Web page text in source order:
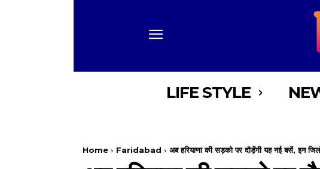
LIFE STYLE
Home Faridabad अब हरियाणा की सड़को पर दौड़ेंगी यह नई बसें, इन